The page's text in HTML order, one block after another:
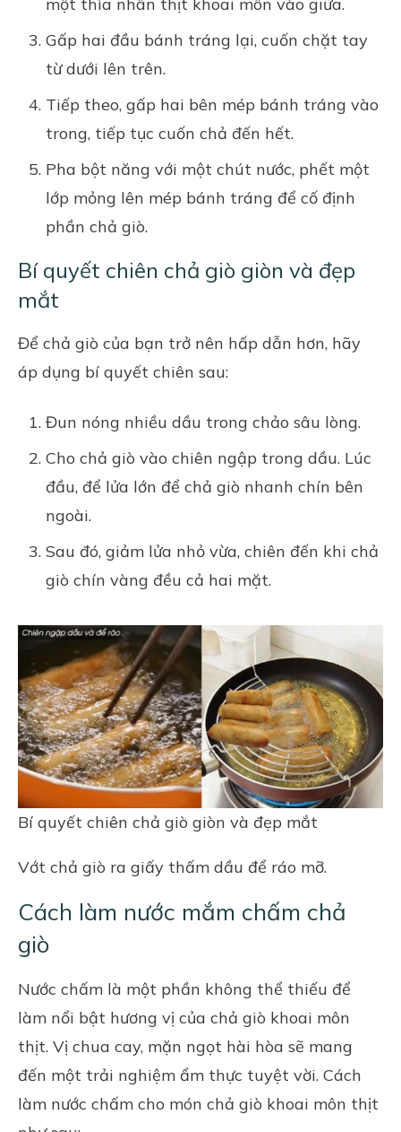
một thìa nhân thịt khoai môn vào giữa.
Gấp hai đầu bánh tráng lại, cuốn chặt tay
từ dưới lên trên.
Tiếp theo, gấp hai bên mép bánh tráng vào
trong, tiếp tục cuốn chả đến hết.
Pha bột năng với một chút nước, phết một
lớp mỏng lên mép bánh tráng để cố định
phần chả giò.
Bí quyết chiên chả giò giòn và đẹp
mắt
Để chả giò của bạn trở nên hấp dẫn hơn, hãy
áp dụng bí quyết chiên sau:
Đun nóng nhiều dầu trong chảo sâu lòng.
Cho chả giò vào chiên ngập trong dầu. Lúc
đầu, để lửa lớn để chả giò nhanh chín bên
ngoài.
Sau đó, giảm lửa nhỏ vừa, chiên đến khi chả
giò chín vàng đều cả hai mặt.
Bí quyết chiên chả giò giòn và đẹp mắt
Vớt chả giò ra giấy thấm dầu để ráo mỡ.
Cách làm nước mắm chấm chả
giò
Nước chấm là một phần không thể thiếu để
làm nổi bật hương vị của chả giò khoai môn
thịt. Vị chua cay, mặn ngọt hài hòa sẽ mang
đến một trải nghiệm ẩm thực tuyệt vời. Cách
làm nước chấm cho món chả giò khoai môn thịt